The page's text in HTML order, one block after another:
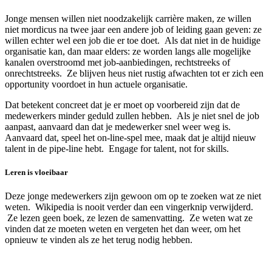
Jonge mensen willen niet noodzakelijk carrière maken, ze willen
niet mordicus na twee jaar een andere job of leiding gaan geven: ze
willen echter wel een job die er toe doet. Als dat niet in de huidige
organisatie kan, dan maar elders: ze worden langs alle mogelijke
kanalen overstroomd met job-aanbiedingen, rechtstreeks of
onrechtstreeks. Ze blijven heus niet rustig afwachten tot er zich een
opportunity voordoet in hun actuele organisatie.
Dat betekent concreet dat je er moet op voorbereid zijn dat de
medewerkers minder geduld zullen hebben. Als je niet snel de job
aanpast, aanvaard dan dat je medewerker snel weer weg is.
Aanvaard dat, speel het on-line-spel mee, maak dat je altijd nieuw
talent in de pipe-line hebt. Engage for talent, not for skills.
Leren is vloeibaar
Deze jonge medewerkers zijn gewoon om op te zoeken wat ze niet
weten. Wikipedia is nooit verder dan een vingerknip verwijderd.
Ze lezen geen boek, ze lezen de samenvatting. Ze weten wat ze
vinden dat ze moeten weten en vergeten het dan weer, om het
opnieuw te vinden als ze het terug nodig hebben.